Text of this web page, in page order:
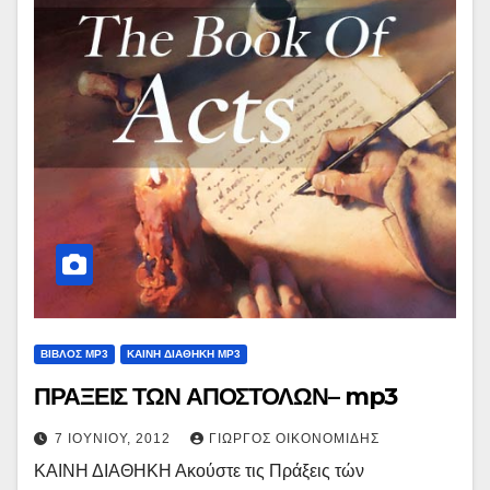
ΒΙΒΛΟΣ MP3 ΚΑΙΝΗ ΔΙΑΘΗΚΗ MP3
ΠΡΑΞΕΙΣ ΤΩΝ ΑΠΟΣΤΟΛΩΝ– mp3
7 ΙΟΥΝΊΟΥ, 2012 ΓΙΏΡΓΟΣ ΟΙΚΟΝΟΜΊΔΗΣ
ΚΑΙΝΗ ΔΙΑΘΗΚΗ Ακούστε τις Πράξεις τών